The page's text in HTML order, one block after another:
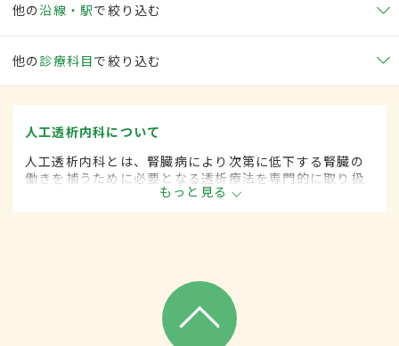
他の沿線・駅で絞り込む
他の 診療科目で絞り込む
人工透析内科について
人工透析内科とは、腎臓病により次第に低下する腎臓の
働きを補うために必要となる透析療法を専門的に取り扱
もっと見る